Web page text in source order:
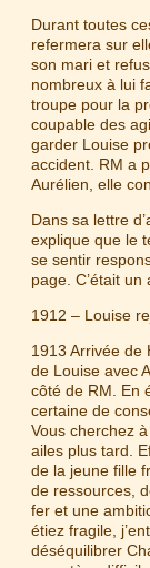
Durant toutes
refermera sur
son mari et
nombreux à lui
troupe pour la
coupable des
garder Louise
accident. RM a
Aurélien, elle
Dans sa lettre
explique que le
se sentir
page. C’était un
1912 – Louise
1913 Arrivée de
de Louise avec
côté de RM. En
certaine de
Vous cherchez
ailes plus tard.
de la jeune fille
de ressources,
fer et une
étiez fragile,
déséquilibrer